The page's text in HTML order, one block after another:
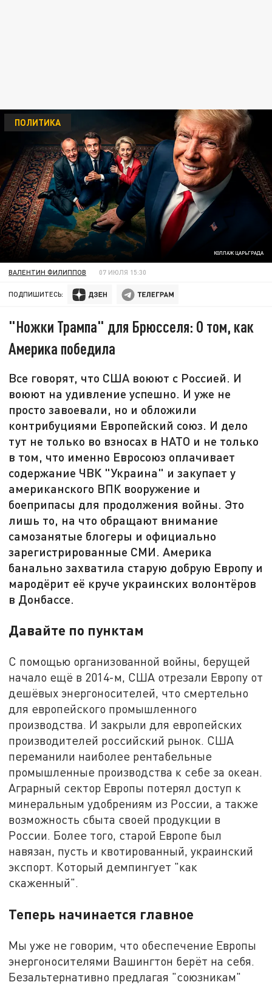
КОЛЛАЖ ЦАРЬГРАДА
ПОЛИТИКА
ВАЛЕНТИН ФИЛИППОВ 07 ИЮЛЯ 15:30
ПОДПИШИТЕСЬ:
"Ножки Трампа" для Брюсселя: О том, как
Америка победила
Все говорят, что США воюют с Россией. И
воюют на удивление успешно. И уже не
просто завоевали, но и обложили
контрибуциями Европейский союз. И дело
тут не только во взносах в НАТО и не только
в том, что именно Евросоюз оплачивает
содержание ЧВК "Украина" и закупает у
американского ВПК вооружение и
боеприпасы для продолжения войны. Это
лишь то, на что обращают внимание
самозанятые блогеры и официально
зарегистрированные СМИ. Америка
банально захватила старую добрую Европу и
мародёрит её круче украинских волонтёров
в Донбассе.
Давайте по пунктам
С помощью организованной войны, берущей
начало ещё в 2014-м, США отрезали Европу от
дешёвых энергоносителей, что смертельно
для европейского промышленного
производства. И закрыли для европейских
производителей российский рынок. США
переманили наиболее рентабельные
промышленные производства к себе за океан.
Аграрный сектор Европы потерял доступ к
минеральным удобрениям из России, а также
возможность сбыта своей продукции в
России. Более того, старой Европе был
навязан, пусть и квотированный, украинский
экспорт. Который демпингует "как
скаженный".
Теперь начинается главное
Мы уже не говорим, что обеспечение Европы
энергоносителями Вашингтон берёт на себя.
Безальтернативно предлагая "союзникам"